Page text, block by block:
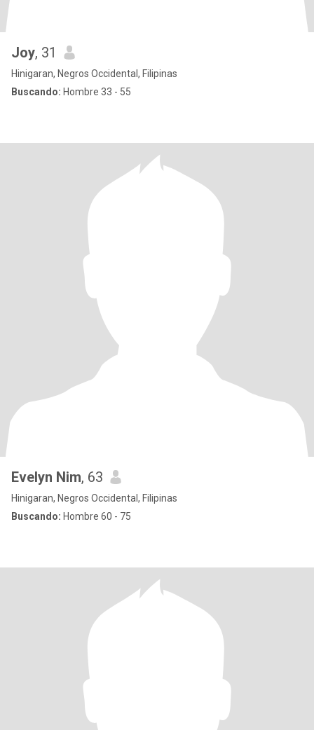
Joy, 31
Hinigaran, Negros Occidental, Filipinas
Buscando: Hombre 33 - 55
Evelyn Nim, 63
Hinigaran, Negros Occidental, Filipinas
Buscando: Hombre 60 - 75